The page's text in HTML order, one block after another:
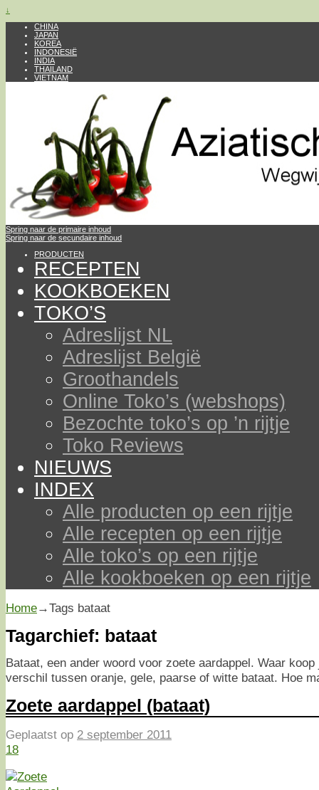
↓
CHINA
JAPAN
KOREA
INDONESIË
INDIA
THAILAND
VIETNAM
Spring naar de primaire inhoud
Spring naar de secundaire inhoud
PRODUCTEN
RECEPTEN
KOOKBOEKEN
TOKO’S
Adreslijst NL
Adreslijst België
Groothandels
Online Toko’s (webshops)
Bezochte toko’s op ’n rijtje
Toko Reviews
NIEUWS
INDEX
Alle producten op een rijtje
Alle recepten op een rijtje
Alle toko’s op een rijtje
Alle kookboeken op een rijtje
Home→Tags bataat
Tagarchief: bataat
Bataat, een ander woord voor zoete aardappel. Waar
verschil tussen oranje, gele, paarse of witte bataat. Hoe
Zoete aardappel (bataat)
Geplaatst op 2 september 2011
18